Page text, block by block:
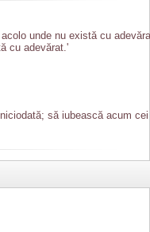
unde nu există cu
cu adevărat.'
să iubească acum cei